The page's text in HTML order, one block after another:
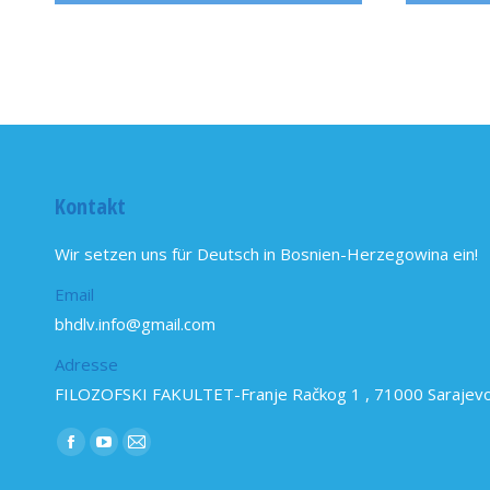
Kontakt
Wir setzen uns für Deutsch in Bosnien-Herzegowina ein!
Email
bhdlv.info@gmail.com
Adresse
FILOZOFSKI FAKULTET-Franje Račkog 1 , 71000
Find us on:
Facebook
YouTube
Mail